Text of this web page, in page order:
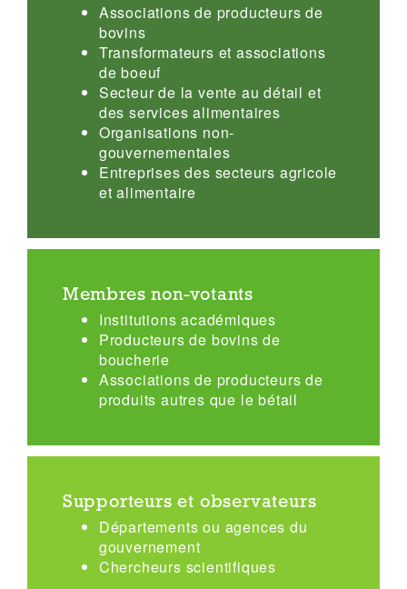
Associations de producteurs de
bovins
Transformateurs et associations
de boeuf
Secteur de la vente au détail et
des services alimentaires
Organisations non-
gouvernementales
Entreprises des secteurs agricole
et alimentaire
Membres non-votants
Institutions académiques
Producteurs de bovins de
boucherie
Associations de producteurs de
produits autres que le bétail
Supporteurs et observateurs
Départements ou agences du
gouvernement
Chercheurs scientifiques